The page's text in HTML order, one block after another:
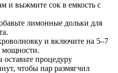
и выжмите сок в емкость с
лимонные дольки для
и включите на 5–7
мощности.
процедуру
чтобы пар размягчил